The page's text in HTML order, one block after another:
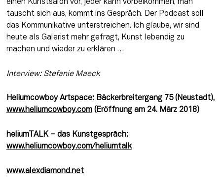
einen Kunstsalon vor, jeder kann vorbeikommen, man
tauscht sich aus, kommt ins Gespräch. Der Podcast soll
das Kommunikative unterstreichen. Ich glaube, wir sind
heute als Galerist mehr gefragt, Kunst lebendig zu
machen und wieder zu erklären …
Interview: Stefanie Maeck
Heliumcowboy Artspace: Bäckerbreitergang 75 (Neustadt),
www.heliumcowboy.com (Eröffnung am 24. März 2018)
heliumTALK – das Kunstgespräch:
www.heliumcowboy.com/heliumtalk
www.alexdiamond.net